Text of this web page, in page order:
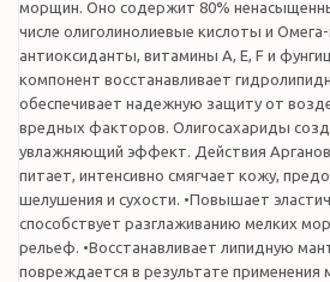
морщин. Оно содержит 80%
числе олиголинолиевые кислоты и
антиоксиданты, витамины A, E, F и
компонент восстанавливает
обеспечивает надежную защиту от
вредных факторов. Олигосахариды
увлажняющий эффект. Действия
питает, интенсивно смягчает кожу,
шелушения и сухости. •Повышает
способствует разглаживанию мелких
рельеф. •Восстанавливает липидную
повреждается в результате применения